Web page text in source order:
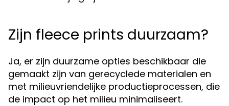
Zijn fleece prints duurzaam?
Ja, er zijn duurzame opties beschikbaar die
gemaakt zijn van gerecyclede materialen en
met milieuvriendelijke productieprocessen, die
de impact op het milieu minimaliseert.